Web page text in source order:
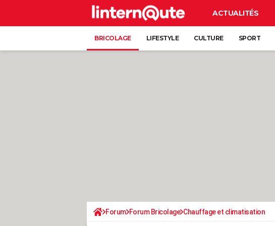
ACTUALITÉS
BRICOLAGE LIFESTYLE CULTURE SPORT
Forum Forum Bricolage Chauffage et climatisation